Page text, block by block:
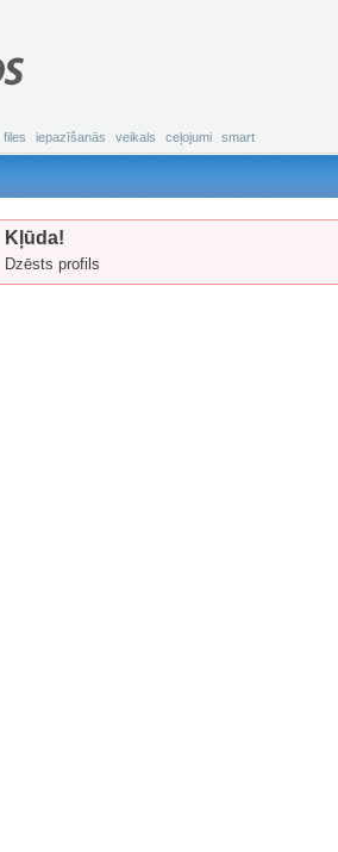
files iepazīšanās veikals ceļojumi smart
Kļūda!
Dzēsts profils